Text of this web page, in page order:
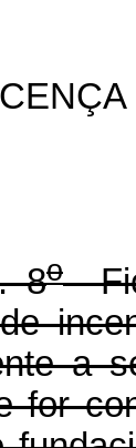
8o
a
for